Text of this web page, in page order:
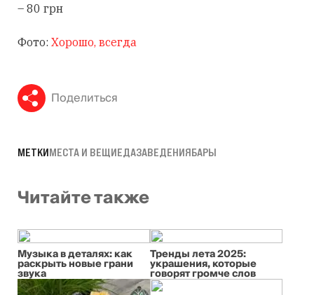
– 80 грн
Фото: Хорошо, всегда
Поделиться
МЕТКИМЕСТА И ВЕЩИЕДАЗАВЕДЕНИЯБАРЫ
Читайте также
Музыка в деталях: как
раскрыть новые грани
звука
Тренды лета 2025:
украшения, которые
говорят громче слов